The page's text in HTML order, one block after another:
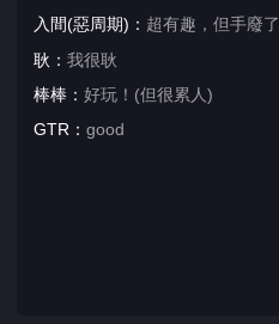
入間(惡周期)： 超有趣，但手廢了
耿： 我很耿
棒棒： 好玩！(但很累人)
GTR： good